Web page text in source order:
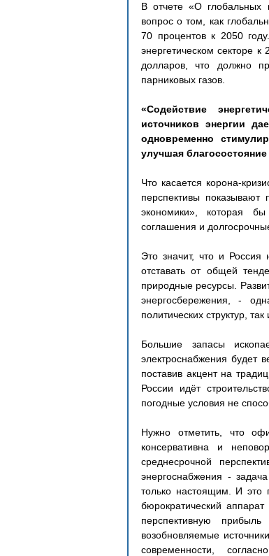
В отчете «О глобальных
вопрос о том, как
70 процентов к 2050
энергетическом секторе
долларов, что должно
парниковых газов.
«Содействие
источников энергии
одновременно
улучшая
Что касается корона-
перспективы показывают
экономики», которая
соглашения и
Это значит, что и Россия
отставать от общей
природные ресурсы.
энергосбережения, -
политических структур,
Большие запасы
электроснабжения будет
поставив акцент на
России идёт
погодные условия не
Нужно отметить, что
консервативна и
среднесрочной
энергоснабжения -
только настоящим. И это
бюрократический
перспективную
возобновляемые
современности,